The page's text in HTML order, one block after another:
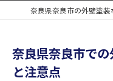
奈良県奈良市で
と注意点